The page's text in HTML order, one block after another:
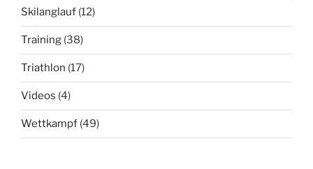
Skilanglauf (12)
Training (38)
Triathlon (17)
Videos (4)
Wettkampf (49)